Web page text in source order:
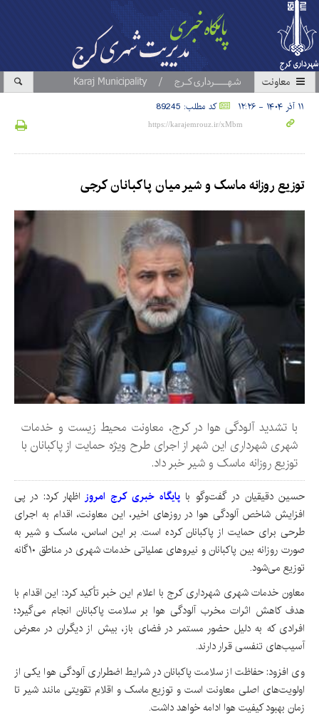
معاونت
۱۱ آذر ۱۴۰۴ - ۱۲:۲۶ کد مطلب: 89245
توزیع روزانه ماسک و شیر میان پاکبانان کرجی
با تشدید آلودگی هوا در کرج، معاونت محیط زیست و خدمات
شهری شهرداری این شهر از اجرای طرح ویژه حمایت از پاکبانان با
توزیع روزانه ماسک و شیر خبر داد.
حسین دقیقیان در گفت‌وگو باپایگاه خبری کرج امروز اظهار کرد: در پی
افزایش شاخص آلودگی هوا در روزهای اخیر، این معاونت، اقدام به اجرای
طرحی برای حمایت از پاکبانان کرده است. بر این اساس، ماسک و شیر به
صورت روزانه بین پاکبانان و نیروهای عملیاتی خدمات شهری در مناطق ۱۰گانه
توزیع می‌شود.
معاون خدمات شهری شهرداری کرج با اعلام این خبر تأکید کرد: این اقدام با
هدف کاهش اثرات مخرب آلودگی هوا بر سلامت پاکبانان انجام می‌گیرد؛
افرادی که به دلیل حضور مستمر در فضای باز، بیش از دیگران در معرض
آسیب‌های تنفسی قرار دارند.
وی افزود: حفاظت از سلامت پاکبانان در شرایط اضطراری آلودگی هوا یکی از
اولویت‌های اصلی معاونت است و توزیع ماسک و اقلام تقویتی مانند شیر تا
زمان بهبود کیفیت هوا ادامه خواهد داشت.